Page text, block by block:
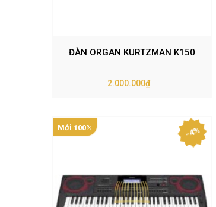
ĐÀN ORGAN KURTZMAN K150
2.000.000₫
- 4%
Mới 100%